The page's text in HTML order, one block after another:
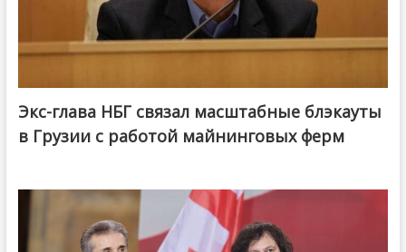
Экс-глава НБГ связал масштабные блэкауты
в Грузии с работой майнинговых ферм